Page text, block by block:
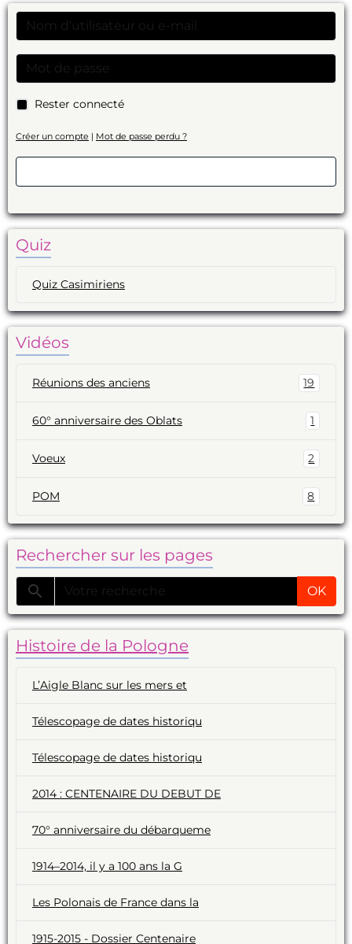
Rester connecté
Créer un compte | Mot de passe perdu ?
Quiz
Quiz Casimiriens
Vidéos
Réunions des anciens 19
60° anniversaire des Oblats 1
Voeux 2
POM 8
Rechercher sur les pages
OK
Histoire de la Pologne
L’Aigle Blanc sur les mers et
Télescopage de dates historiqu
Télescopage de dates historiqu
2014 : CENTENAIRE DU DEBUT DE
70° anniversaire du débarqueme
1914–2014, il y a 100 ans la G
Les Polonais de France dans la
1915-2015 - Dossier Centenaire